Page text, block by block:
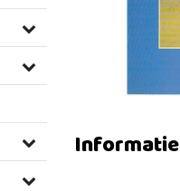
Informatie